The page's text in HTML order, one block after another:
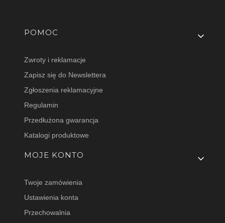
Linki w stopce
POMOC
Zwroty i reklamacje
Zapisz się do Newslettera
Zgłoszenia reklamacyjne
Regulamin
Przedłużona gwarancja
Katalogi produktowe
MOJE KONTO
Twoje zamówienia
Ustawienia konta
Przechowalnia